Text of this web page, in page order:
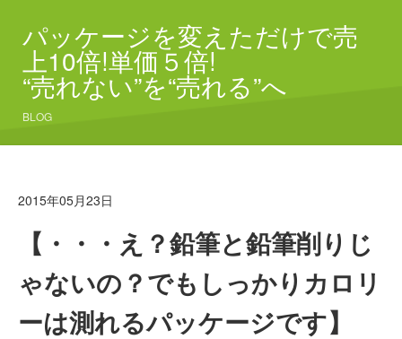
パッケージを変えただけで売
上10倍!単価５倍!
“売れない”を“売れる”へ
BLOG
2015年05月23日
【・・・え？鉛筆と鉛筆削りじ
ゃないの？でもしっかりカロリ
ーは測れるパッケージです】